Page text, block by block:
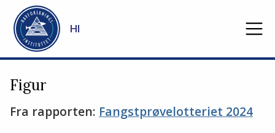
Gå til hovedinnhold
HI
Figur
Fra rapporten: Fangstprøvelotteriet 2024